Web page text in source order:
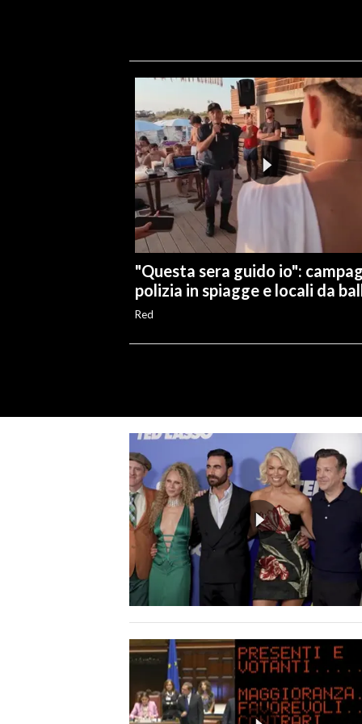
"Questa sera guido io":
polizia in spiagge e locali da
Red